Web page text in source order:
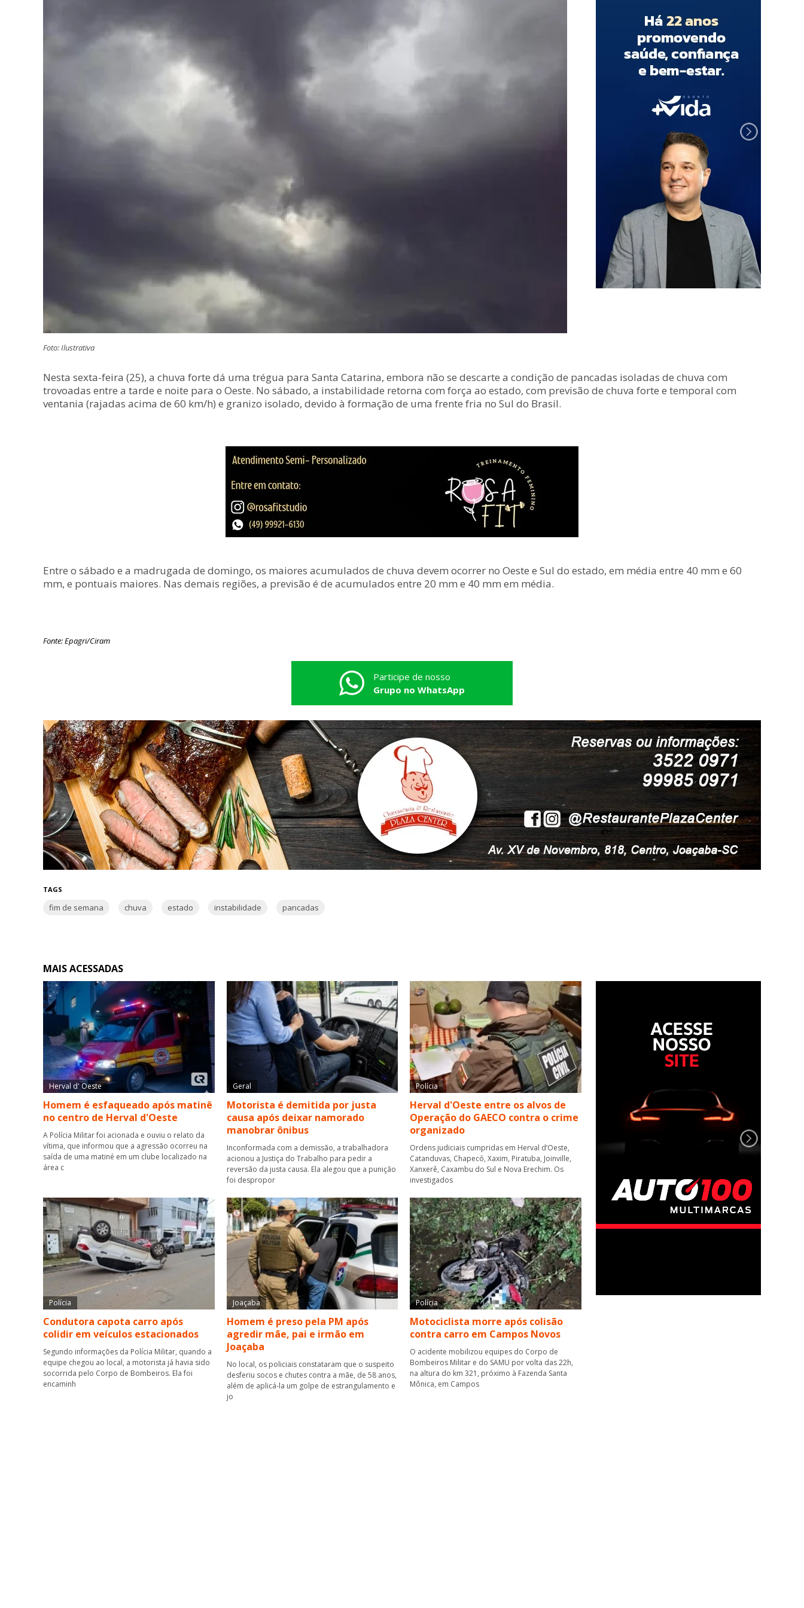
Foto: Ilustrativa
Nesta sexta-feira (25), a chuva forte dá uma trégua para Santa Catarina, embora não se descarte a condição de pancadas isoladas de chuva com
trovoadas entre a tarde e noite para o Oeste. No sábado, a instabilidade retorna com força ao estado, com previsão de chuva forte e temporal com
ventania (rajadas acima de 60 km/h) e granizo isolado, devido à formação de uma frente fria no Sul do Brasil.
Entre o sábado e a madrugada de domingo, os maiores acumulados de chuva devem ocorrer no Oeste e Sul do estado, em média entre 40 mm e 60
mm, e pontuais maiores. Nas demais regiões, a previsão é de acumulados entre 20 mm e 40 mm em média.
Fonte: Epagri/Ciram
Participe de nosso
Grupo no WhatsApp
TAGS
fim de semana chuva estado instabilidade pancadas
MAIS ACESSADAS
Herval d' Oeste
Homem é esfaqueado após matinê
no centro de Herval d'Oeste
A Polícia Militar foi acionada e ouviu o relato da
vítima, que informou que a agressão ocorreu na
saída de uma matiné em um clube localizado na
área c
Geral
Motorista é demitida por justa
causa após deixar namorado
manobrar ônibus
Inconformada com a demissão, a trabalhadora
acionou a Justiça do Trabalho para pedir a
reversão da justa causa. Ela alegou que a punição
foi despropor
Polícia
Herval d'Oeste entre os alvos de
Operação do GAECO contra o crime
organizado
Ordens judiciais cumpridas em Herval d’Oeste,
Catanduvas, Chapecó, Xaxim, Piratuba, Joinville,
Xanxerê, Caxambu do Sul e Nova Erechim. Os
investigados
Polícia
Condutora capota carro após
colidir em veículos estacionados
Segundo informações da Polícia Militar, quando a
equipe chegou ao local, a motorista já havia sido
socorrida pelo Corpo de Bombeiros. Ela foi
encaminh
Joaçaba
Homem é preso pela PM após
agredir mãe, pai e irmão em
Joaçaba
No local, os policiais constataram que o suspeito
desferiu socos e chutes contra a mãe, de 58 anos,
além de aplicá-la um golpe de estrangulamento e
jo
Polícia
Motociclista morre após colisão
contra carro em Campos Novos
O acidente mobilizou equipes do Corpo de
Bombeiros Militar e do SAMU por volta das 22h,
na altura do km 321, próximo à Fazenda Santa
Mônica, em Campos